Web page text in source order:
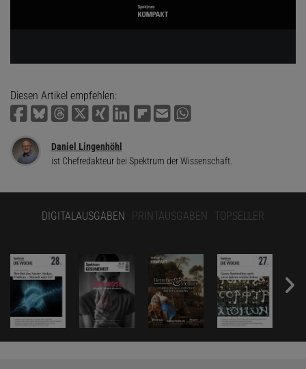
Diesen Artikel empfehlen:
Daniel Lingenhöhl
ist Chefredakteur bei Spektrum der Wissenschaft.
DIGITALAUSGABEN PRINTAUSGABEN TOPSELLER